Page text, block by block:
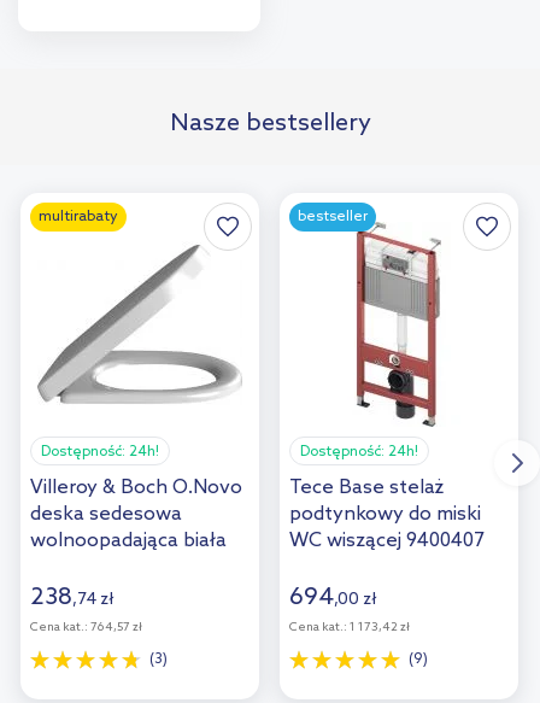
Nasze bestsellery
multirabaty
Dostępność: 24h!
Villeroy & Boch O.Novo
deska sedesowa
wolnoopadająca biała
238,74 zł
Cena kat.: 764,57 zł
(3)
bestseller
Dostępność: 24h!
Tece Base stelaż
podtynkowy do miski
WC wiszącej 9400407
694,00 zł
Cena kat.: 1 173,42 zł
(9)